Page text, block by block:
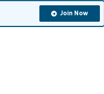
Join Now